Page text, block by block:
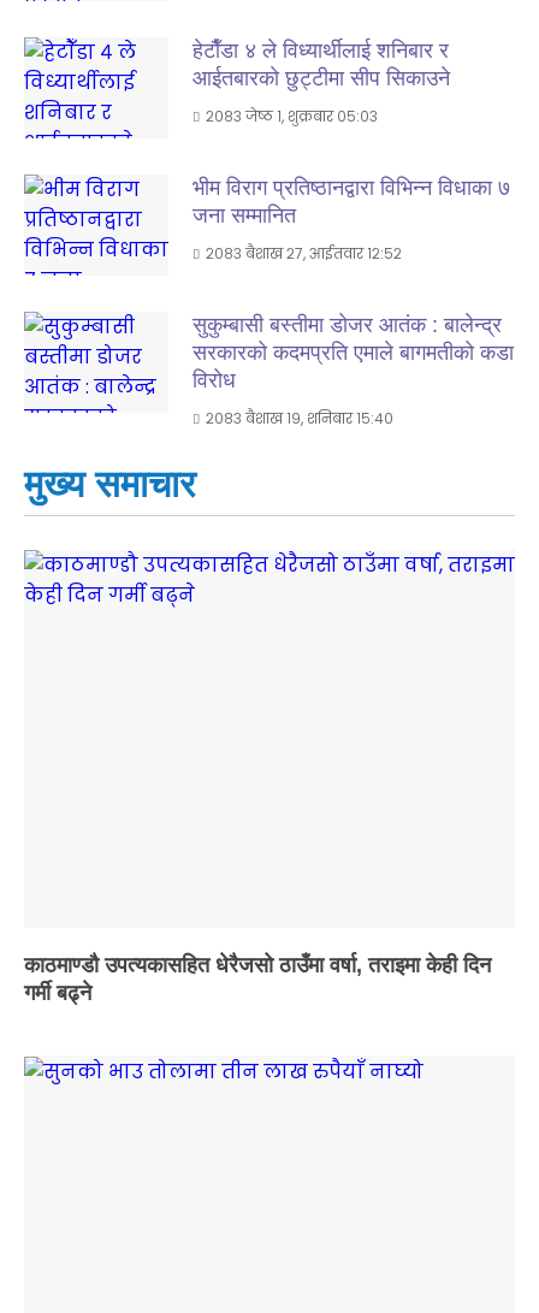
हेटाैँडा ४ ले विध्यार्थीलाई शनिबार र
आईतबारकाे छुट्टीमा सीप सिकाउने
२०८३ जेष्ठ १, शुक्रबार ०५:०३
भीम विराग प्रतिष्ठानद्वारा विभिन्न विधाका ७
जना सम्मानित
२०८३ बैशाख २७, आईतवार १२:५२
सुकुम्बासी बस्तीमा डोजर आतंक : बालेन्द्र
सरकारको कदमप्रति एमाले बागमतीको कडा
विरोध
२०८३ बैशाख १९, शनिबार १५:४०
मुख्य समाचार
काठमाण्डौ उपत्यकासहित धेरैजसो ठाउँमा वर्षा, तराइमा केही दिन
गर्मी बढ्ने